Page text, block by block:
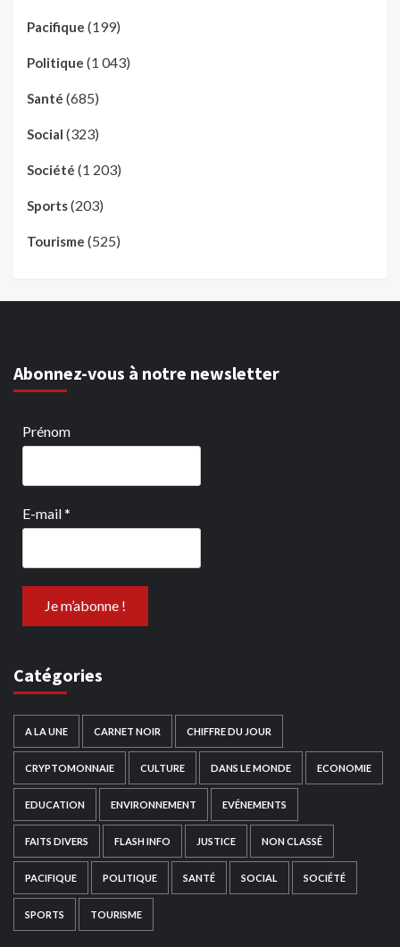
Pacifique (199)
Politique (1 043)
Santé (685)
Social (323)
Société (1 203)
Sports(203)
Tourisme (525)
Abonnez-vous à notre newsletter
Prénom
E-mail*
Catégories
A LA UNE CARNET NOIR CHIFFRE DU JOUR
CRYPTOMONNAIE CULTURE DANS LE MONDE ECONOMIE
EDUCATION ENVIRONNEMENT EVÉNEMENTS
FAITS DIVERS FLASH INFO JUSTICE NON CLASSÉ
PACIFIQUE POLITIQUE SANTÉ SOCIAL SOCIÉTÉ
SPORTS TOURISME